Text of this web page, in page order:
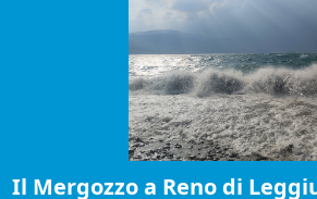
Il Mergozzo a Reno di